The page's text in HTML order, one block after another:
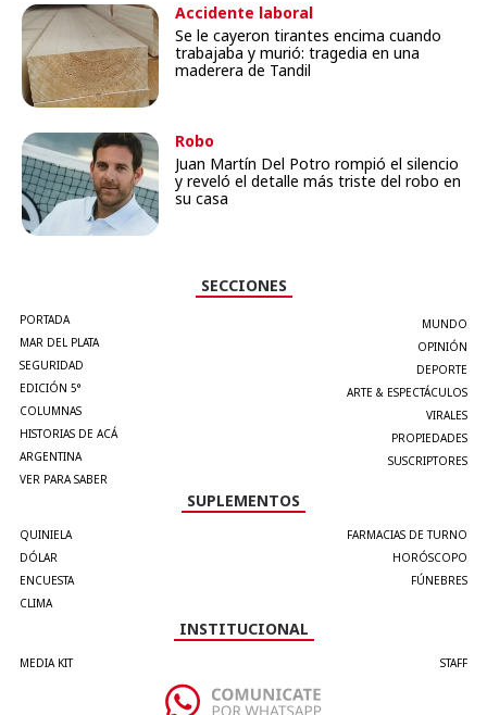
Accidente laboral
Se le cayeron tirantes encima cuando
trabajaba y murió: tragedia en una
maderera de Tandil
Robo
Juan Martín Del Potro rompió el silencio
y reveló el detalle más triste del robo en
su casa
SECCIONES
PORTADA
MAR DEL PLATA
SEGURIDAD
EDICIÓN 5°
COLUMNAS
HISTORIAS DE ACÁ
ARGENTINA
VER PARA SABER
MUNDO
OPINIÓN
DEPORTE
ARTE & ESPECTÁCULOS
VIRALES
PROPIEDADES
SUSCRIPTORES
SUPLEMENTOS
QUINIELA
DÓLAR
ENCUESTA
CLIMA
FARMACIAS DE TURNO
HORÓSCOPO
FÚNEBRES
INSTITUCIONAL
MEDIA KIT STAFF